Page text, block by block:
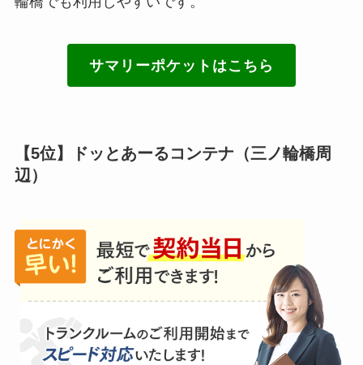
サマリーポケットはこちら
【5位】ドッとあーるコンテナ（三ノ輪橋周
辺）